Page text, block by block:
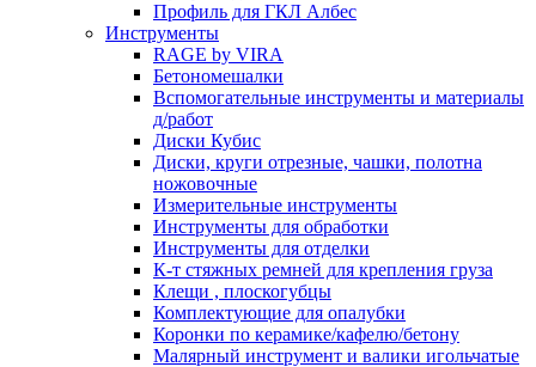
Профиль для ГКЛ Албес
Инструменты
RAGE by VIRA
Бетономешалки
Вспомогательные инструменты и материалы
д/работ
Диски Кубис
Диски, круги отрезные, чашки, полотна
ножовочные
Измерительные инструменты
Инструменты для обработки
Инструменты для отделки
К-т стяжных ремней для крепления груза
Клещи , плоскогубцы
Комплектующие для опалубки
Коронки по керамике/кафелю/бетону
Малярный инструмент и валики игольчатые